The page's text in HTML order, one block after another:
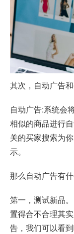
其次，自动广告
自动广告:系统会
相似的商品进行
关的买家搜索为
示。
那么自动广告有
第一，测试新品
置得合不合理其
告，我们可以看